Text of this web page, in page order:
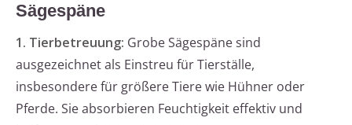
Sägespäne
1. Tierbetreuung: Grobe Sägespäne sind
ausgezeichnet als Einstreu für Tierställe,
insbesondere für größere Tiere wie Hühner oder
Pferde. Sie absorbieren Feuchtigkeit effektiv und